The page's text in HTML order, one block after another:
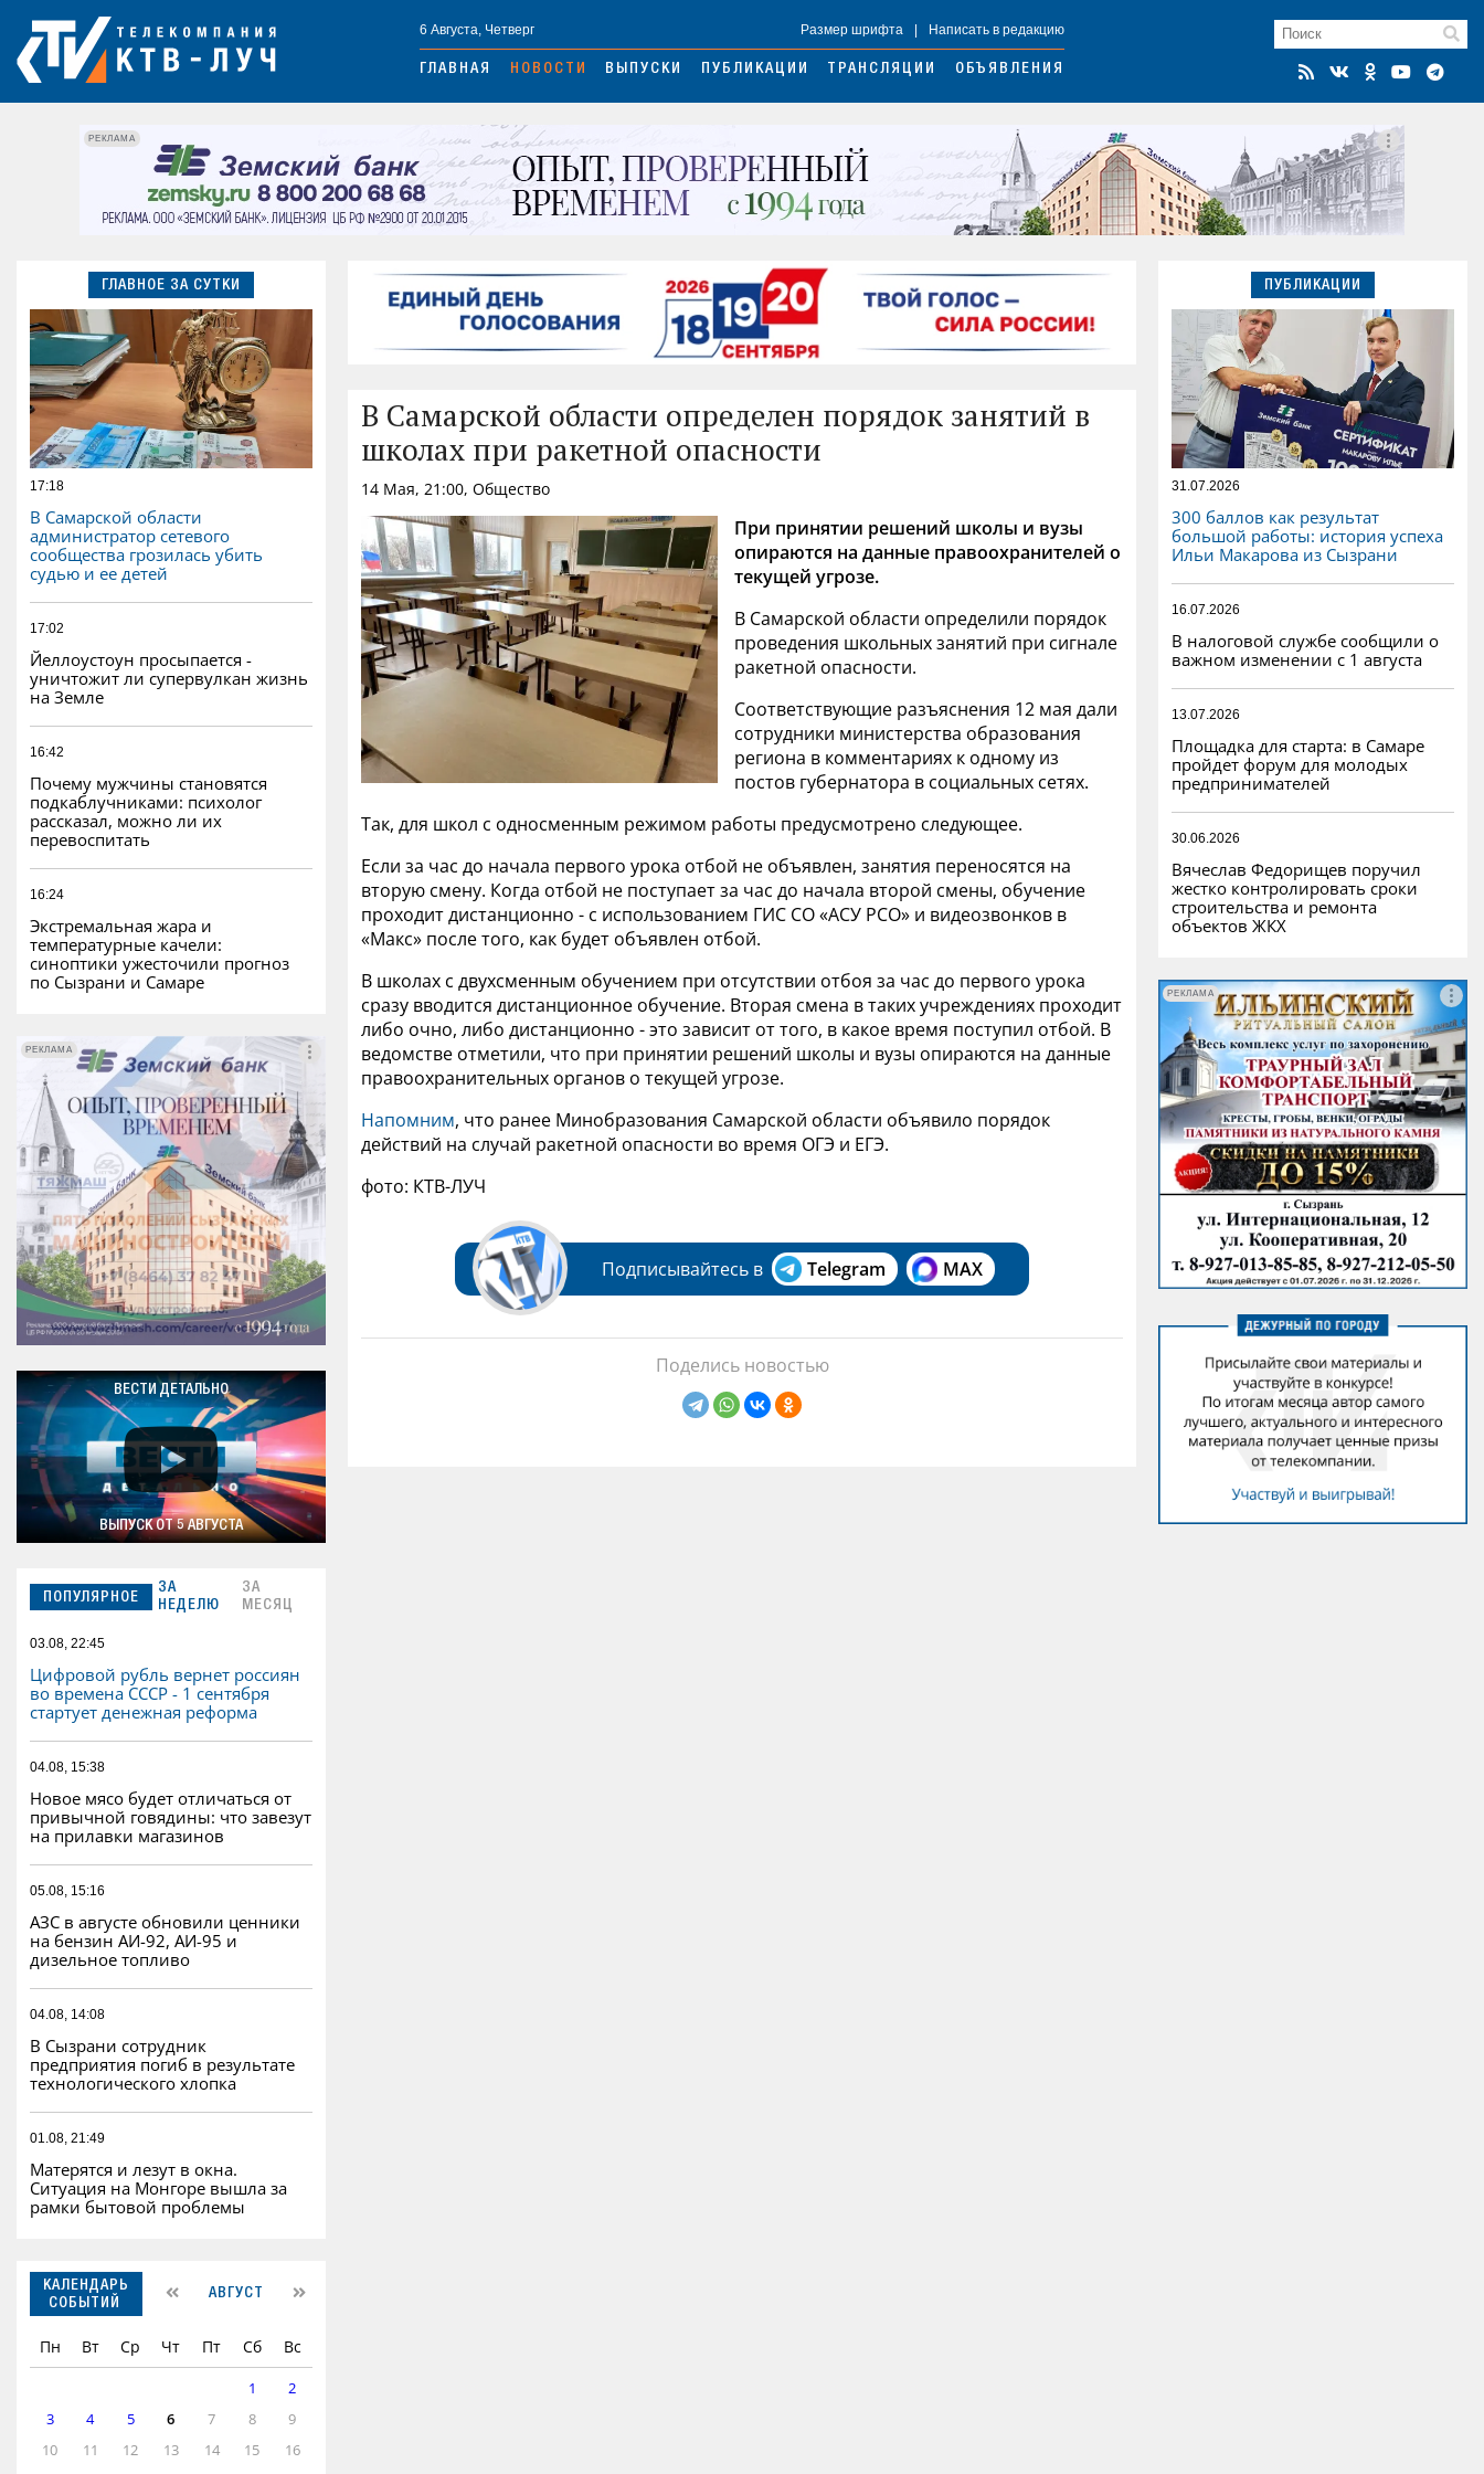
6 Августа, Четверг Размер шрифта Написать в редакцию
ГЛАВНАЯ НОВОСТИ ВЫПУСКИ ПУБЛИКАЦИИ ТРАНСЛЯЦИИ ОБЪЯВЛЕНИЯ
РЕКЛАМА
ГЛАВНОЕ ЗА СУТКИ
17:18
В Самарской области
администратор сетевого
сообщества грозилась убить
судью и ее детей
17:02
Йеллоустоун просыпается -
уничтожит ли супервулкан жизнь
на Земле
16:42
Почему мужчины становятся
подкаблучниками: психолог
рассказал, можно ли их
перевоспитать
16:24
Экстремальная жара и
температурные качели:
синоптики ужесточили прогноз
по Сызрани и Самаре
РЕКЛАМА
РЕКЛАМА
ВЕСТИ ДЕТАЛЬНО
ВЫПУСК ОТ 5 АВГУСТА
ПОПУЛЯРНОЕ
ЗА
НЕДЕЛЮ
ЗА
МЕСЯЦ
03.08, 22:45
Цифровой рубль вернет россиян
во времена СССР - 1 сентября
стартует денежная реформа
04.08, 15:38
Новое мясо будет отличаться от
привычной говядины: что завезут
на прилавки магазинов
05.08, 15:16
АЗС в августе обновили ценники
на бензин АИ-92, АИ-95 и
дизельное топливо
04.08, 14:08
В Сызрани сотрудник
предприятия погиб в результате
технологического хлопка
01.08, 21:49
Матерятся и лезут в окна.
Ситуация на Монгоре вышла за
рамки бытовой проблемы
КАЛЕНДАРЬ
СОБЫТИЙ
АВГУСТ
Пн Вт Ср Чт Пт Сб Вс
1
2
3
4 5 6 7 8
9
10
11 12 13 14 15
16
В Самарской области определен порядок занятий в
школах при ракетной опасности
14 Мая, 21:00, Общество
При принятии решений школы и вузы
опираются на данные правоохранителей о
текущей угрозе.
В Самарской области определили порядок
проведения школьных занятий при сигнале
ракетной опасности.
Соответствующие разъяснения 12 мая дали
сотрудники министерства образования
региона в комментариях к одному из
постов губернатора в социальных сетях.
Так, для школ с односменным режимом работы предусмотрено следующее.
Если за час до начала первого урока отбой не объявлен, занятия переносятся на
вторую смену. Когда отбой не поступает за час до начала второй смены, обучение
проходит дистанционно - с использованием ГИС СО «АСУ РСО» и видеозвонков в
«Макс» после того, как будет объявлен отбой.
В школах с двухсменным обучением при отсутствии отбоя за час до первого урока
сразу вводится дистанционное обучение. Вторая смена в таких учреждениях проходит
либо очно, либо дистанционно - это зависит от того, в какое время поступил отбой. В
ведомстве отметили, что при принятии решений школы и вузы опираются на данные
правоохранительных органов о текущей угрозе.
Напомним, что ранее Минобразования Самарской области объявило порядок
действий на случай ракетной опасности во время ОГЭ и ЕГЭ.
фото: КТВ-ЛУЧ
Подписывайтесь в Telegram MAX
Поделись новостью
ПУБЛИКАЦИИ
31.07.2026
300 баллов как результат
большой работы: история успеха
Ильи Макарова из Сызрани
16.07.2026
В налоговой службе сообщили о
важном изменении с 1 августа
13.07.2026
Площадка для старта: в Самаре
пройдет форум для молодых
предпринимателей
30.06.2026
Вячеслав Федорищев поручил
жестко контролировать сроки
строительства и ремонта
объектов ЖКХ
РЕКЛАМА